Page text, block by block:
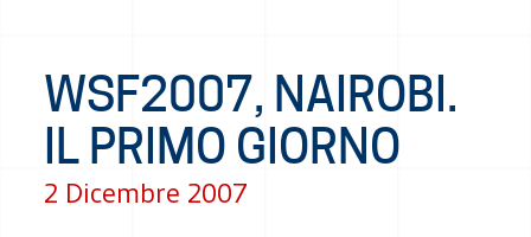
WSF2007, NAIROBI.
IL PRIMO GIORNO
2 Dicembre 2007